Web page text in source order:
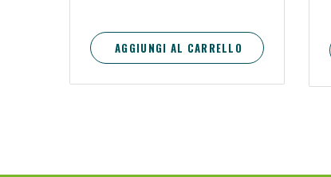
AGGIUNGI AL CARRELLO